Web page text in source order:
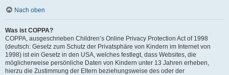
Nach oben
Was ist COPPA?
COPPA, ausgeschrieben Children’s Online Privacy Protection Act of 1998
(deutsch: Gesetz zum Schutz der Privatsphäre von Kindern im Internet von
1998) ist ein Gesetz in den USA, welches festlegt, dass Websites, die
möglicherweise persönliche Daten von Kindern unter 13 Jahren erheben,
hierzu die Zustimmung der Eltern beziehungsweise des oder der